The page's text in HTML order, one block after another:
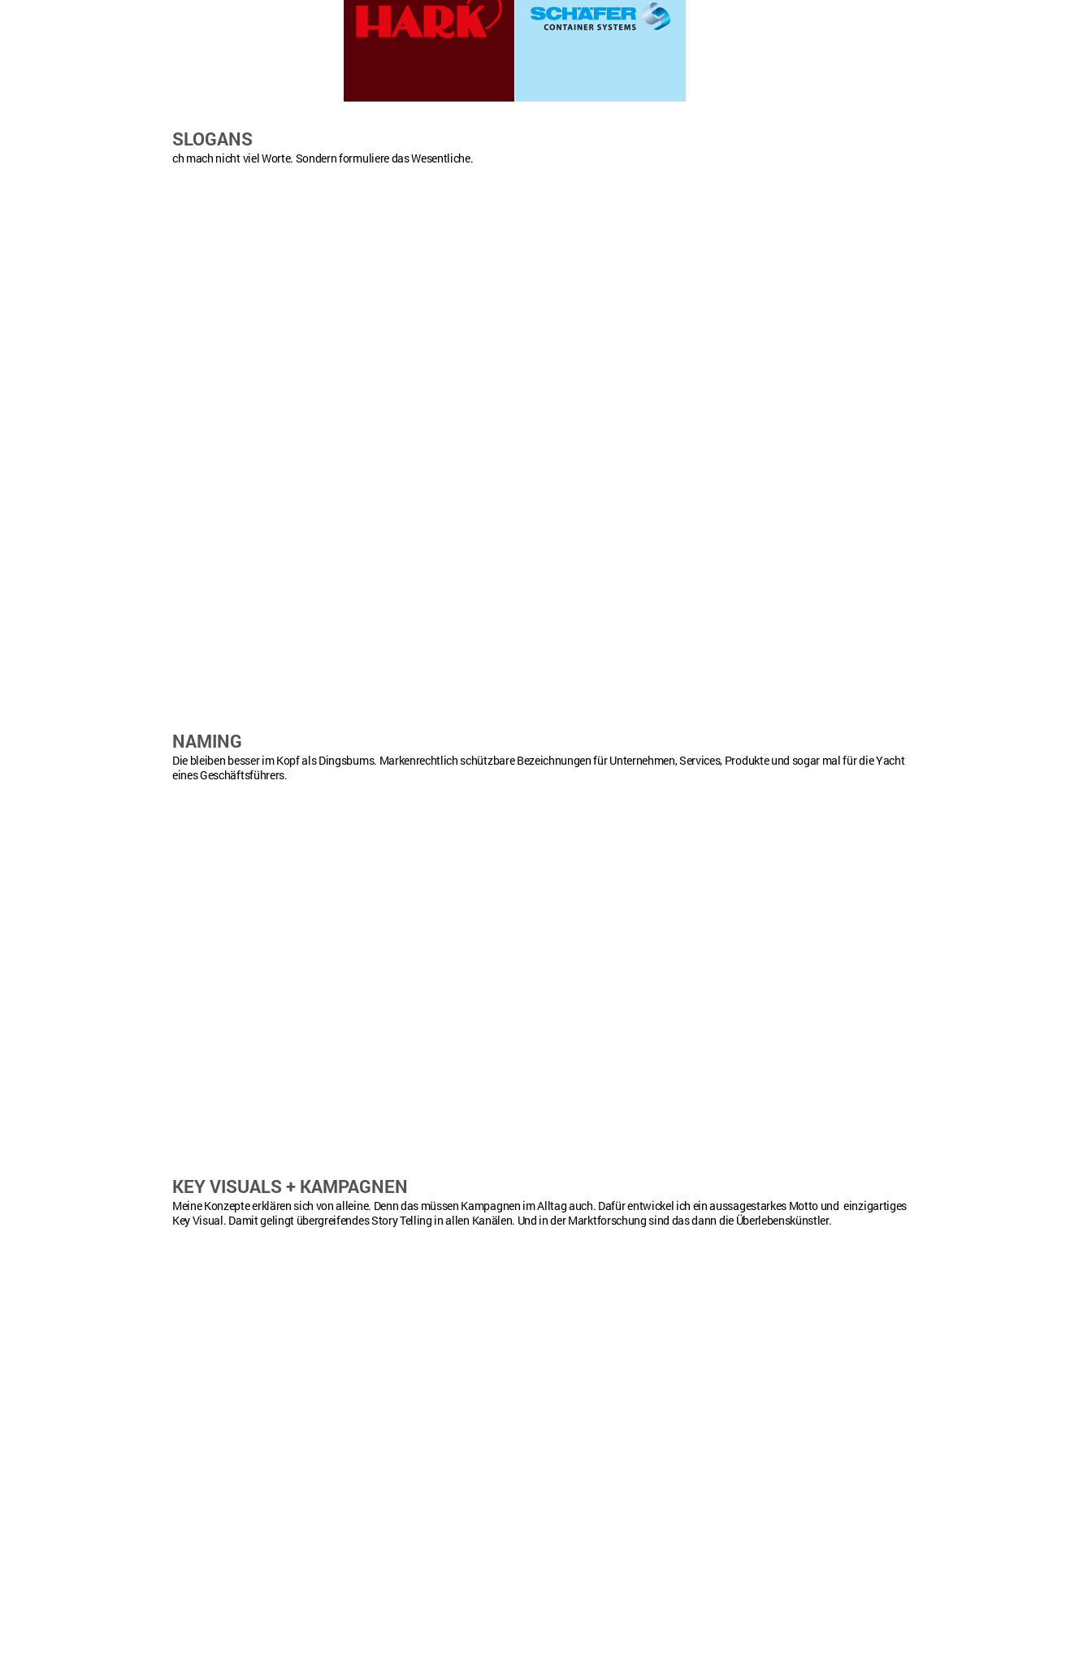
SLOGANS
ch mach nicht viel Worte. Sondern formuliere das Wesentliche.
NAMING
Die bleiben besser im Kopf als Dingsbums. Markenrechtlich schützbare Bezeichnungen für Unternehmen, Services, Produkte und sogar mal für die Yacht
eines Geschäftsführers.
KEY VISUALS + KAMPAGNEN
Meine Konzepte erklären sich von alleine. Denn das müssen Kampagnen im Alltag auch. Dafür entwickel ich ein aussagestarkes Motto und einzigartiges
Key Visual. Damit gelingt übergreifendes Story Telling in allen Kanälen. Und in der Marktforschung sind das dann die Überlebenskünstler.